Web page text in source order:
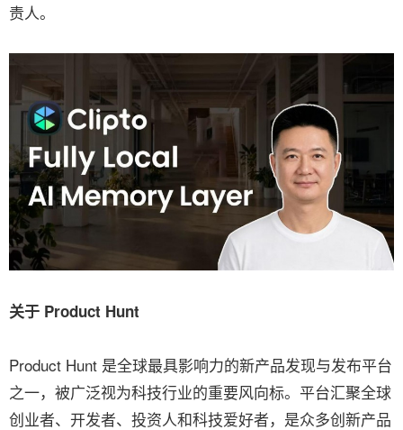
责人。
关于 Product Hunt
Product Hunt 是全球最具影响力的新产品发现与发布平台
之一，被广泛视为科技行业的重要风向标。平台汇聚全球
创业者、开发者、投资人和科技爱好者，是众多创新产品